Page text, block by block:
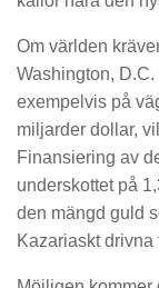
Om världen
Washington,
exempelvis på
miljarder dollar,
Finansiering av
underskottet på
den mängd guld
Kazariaskt